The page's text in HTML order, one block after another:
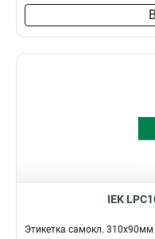
IEK
Этикетка самокл.